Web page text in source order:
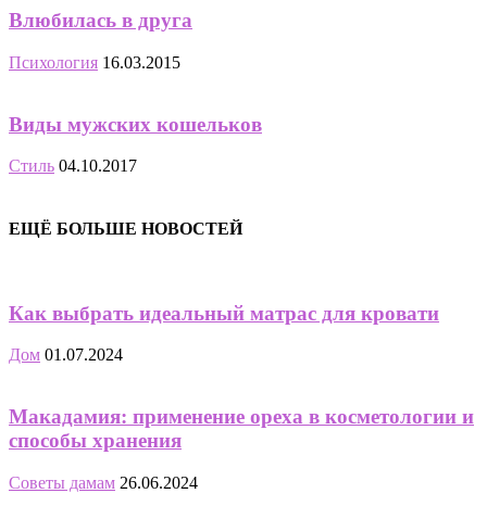
Влюбилась в друга
Психология 16.03.2015
Виды мужских кошельков
Стиль 04.10.2017
ЕЩЁ БОЛЬШЕ НОВОСТЕЙ
Как выбрать идеальный матрас для кровати
Дом 01.07.2024
Макадамия: применение ореха в косметологии и
способы хранения
Советы дамам 26.06.2024